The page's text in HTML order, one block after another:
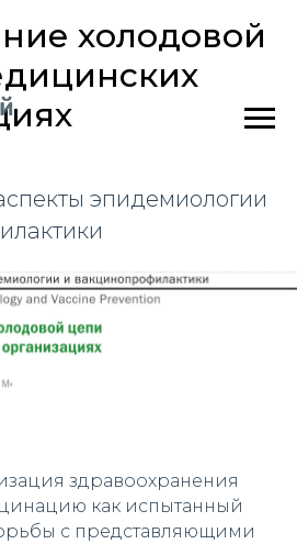
холодовой
эпидемиологии
здравоохранения
как испытанный
с представляющими